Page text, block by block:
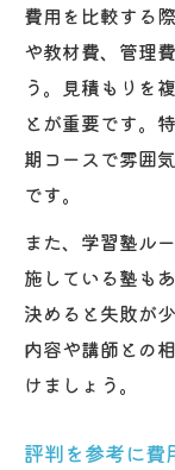
費用を比較する
や教材費、管理
う。見積もりを
とが重要です。
期コースで雰囲
です。
また、学習塾ル
施している塾も
決めると失敗が
内容や講師との
けましょう。
評判を参考に費